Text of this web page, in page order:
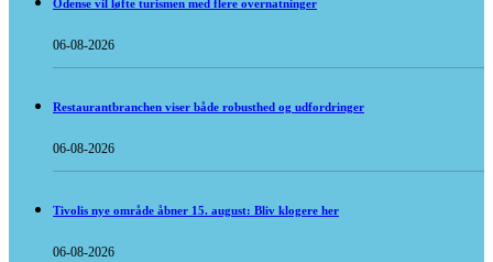
Odense vil løfte turismen med flere overnatninger
06-08-2026
Restaurantbranchen viser både robusthed og udfordringer
06-08-2026
Tivolis nye område åbner 15. august: Bliv klogere her
06-08-2026